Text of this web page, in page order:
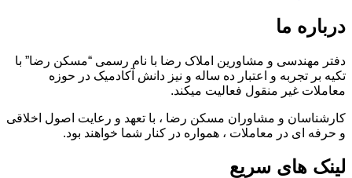
درباره ما
دفتر مهندسی و مشاورین املاک رضا با نام رسمی “مسکن رضا” با
تکیه بر تجربه و اعتبار ده ساله و نیز دانش آکادمیک در حوزه
معاملات غیر منقول فعالیت میکند.
کارشناسان و مشاوران مسکن رضا ، با تعهد و رعایت اصول اخلاقی
و حرفه ای در معاملات ، همواره در کنار شما خواهند بود.
لینک های سریع